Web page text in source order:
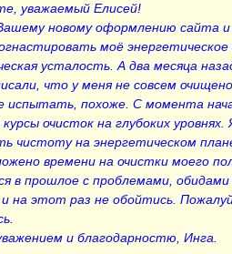
уважаемый Елисей!
новому оформлению сайта
моё
усталость. А два месяца
что у меня не совсем
испытать, похоже. С момента
очисток на глубоких
чистоту на энергетическом
времени на очистки моего
в прошлое с проблемами,
на этот раз не обойтись.
и благодарностю, Инга.